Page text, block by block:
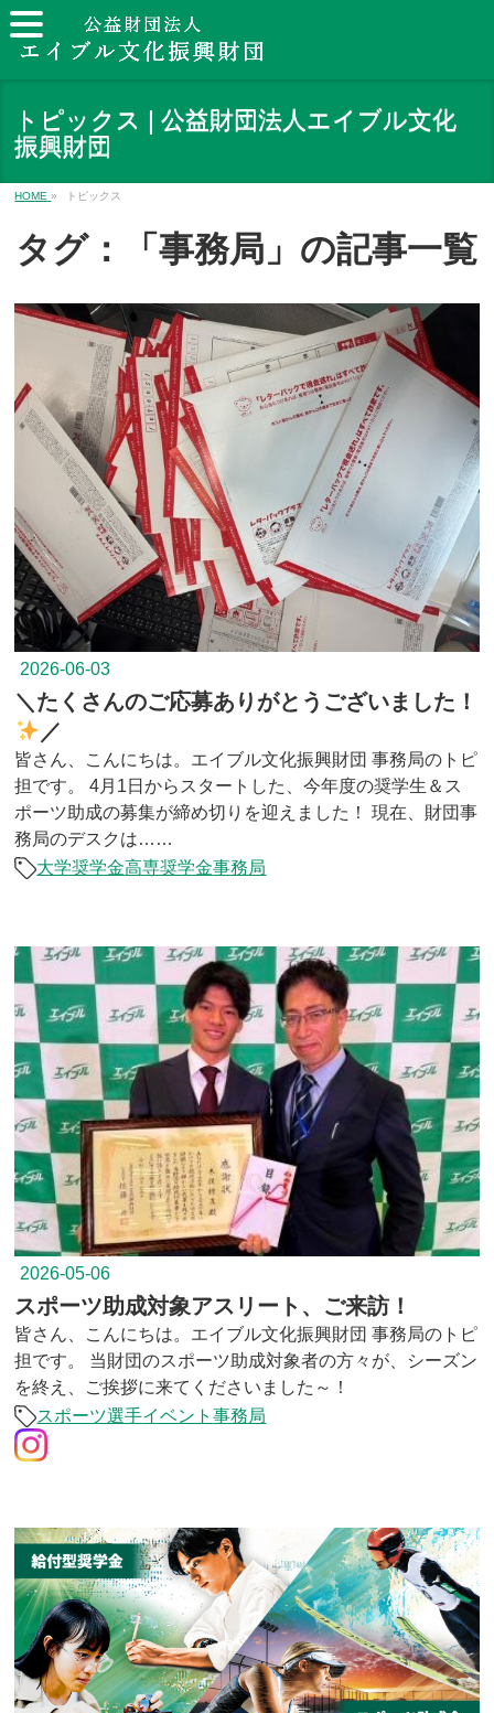
トピックス | 公益財団法人エイブル文化
振興財団
HOME » トピックス
タグ：「事務局」の記事一覧
2026-06-03
＼たくさんのご応募ありがとうございました！
／
皆さん、こんにちは。エイブル文化振興財団 事務局のトピ
担です。 4月1日からスタートした、今年度の奨学生＆ス
ポーツ助成の募集が締め切りを迎えました！ 現在、財団事
務局のデスクは……
大学奨学金高専奨学金事務局
2026-05-06
スポーツ助成対象アスリート、ご来訪！
皆さん、こんにちは。エイブル文化振興財団 事務局のトピ
担です。 当財団のスポーツ助成対象者の方々が、シーズン
を終え、ご挨拶に来てくださいました～！
スポーツ選手イベント事務局